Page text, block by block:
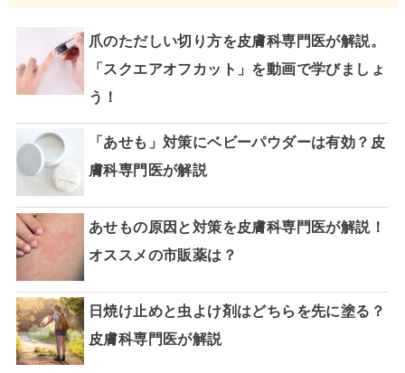
爪のただしい切り方を皮膚科専門医が解説。
「スクエアオフカット」を動画で学びましょ
う！
「あせも」対策にベビーパウダーは有効？皮
膚科専門医が解説
あせもの原因と対策を皮膚科専門医が解説！
オススメの市販薬は？
日焼け止めと虫よけ剤はどちらを先に塗る？
皮膚科専門医が解説